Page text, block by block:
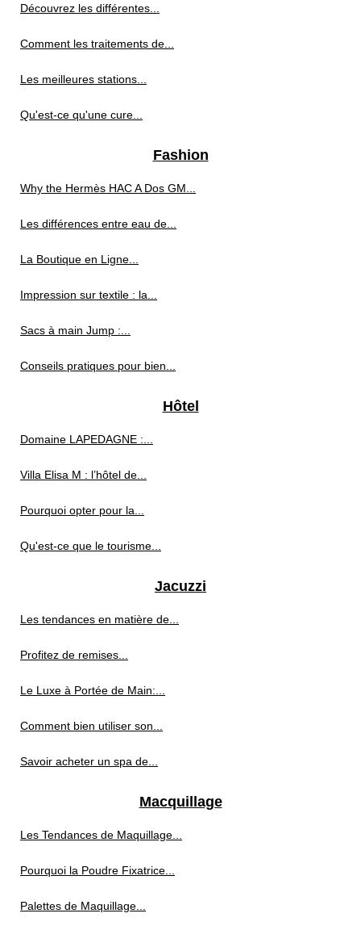
Découvrez les différentes...
Comment les traitements de...
Les meilleures stations...
Qu'est-ce qu'une cure...
Fashion
Why the Hermès HAC A Dos GM...
Les différences entre eau de...
La Boutique en Ligne...
Impression sur textile : la...
Sacs à main Jump :...
Conseils pratiques pour bien...
Hôtel
Domaine LAPEDAGNE :...
Villa Elisa M : l’hôtel de...
Pourquoi opter pour la...
Qu'est-ce que le tourisme...
Jacuzzi
Les tendances en matière de...
Profitez de remises...
Le Luxe à Portée de Main:...
Comment bien utiliser son...
Savoir acheter un spa de...
Macquillage
Les Tendances de Maquillage...
Pourquoi la Poudre Fixatrice...
Palettes de Maquillage...